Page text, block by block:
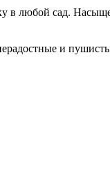
в любой сад.
и